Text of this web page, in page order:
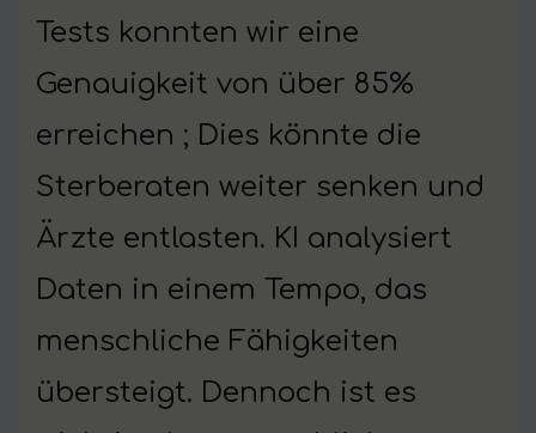
Tests konnten wir eine
Genauigkeit von über 85%
erreichen ; Dies könnte die
Sterberaten weiter senken und
Ärzte entlasten. KI analysiert
Daten in einem Tempo, das
menschliche Fähigkeiten
übersteigt. Dennoch ist es